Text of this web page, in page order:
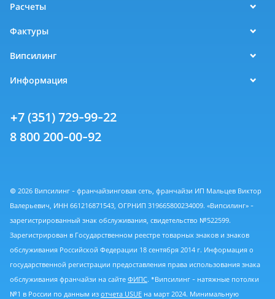
Расчеты
Фактуры
Випсилинг
Информация
+7 (351) 729-99-22
8 800 200-00-92
© 2026 Випсилинг - франчайзинговая сеть, франчайзи ИП Мальцев Виктор
Валерьевич, ИНН 661216871543, ОГРНИП 319665800234009. «Випсилинг» -
зарегистрированный знак обслуживания, свидетельство №522599.
Зарегистрирован в Государственном реестре товарных знаков и знаков
обслуживания Российской Федерации 18 сентября 2014 г. Информация о
государственной регистрации предоставления права использования знака
обслуживания франчайзи на сайте ФИПС. *Випсилинг - натяжные потолки
№1 в России по данным из отчета USUE на март 2024. Минимальную